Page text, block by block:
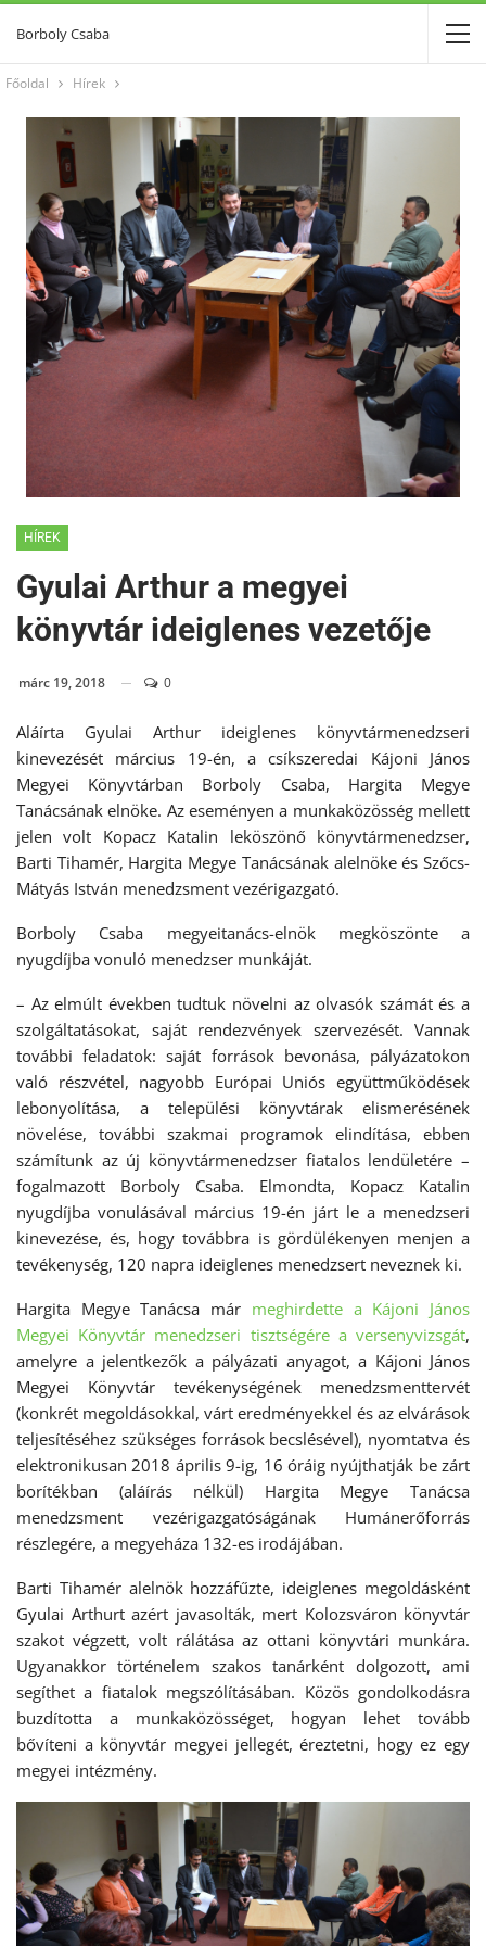
Borboly Csaba
Főoldal Hírek
HÍREK
Gyulai Arthur a megyei
könyvtár ideiglenes vezetője
márc 19, 2018 0
Aláírta Gyulai Arthur ideiglenes könyvtármenedzseri
kinevezését március 19-én, a csíkszeredai Kájoni János
Megyei Könyvtárban Borboly Csaba, Hargita Megye
Tanácsának elnöke. Az eseményen a munkaközösség mellett
jelen volt Kopacz Katalin leköszönő könyvtármenedzser,
Barti Tihamér, Hargita Megye Tanácsának alelnöke és Szőcs-
Mátyás István menedzsment vezérigazgató.
Borboly Csaba megyeitanács-elnök megköszönte a
nyugdíjba vonuló menedzser munkáját.
– Az elmúlt években tudtuk növelni az olvasók számát és a
szolgáltatásokat, saját rendezvények szervezését. Vannak
további feladatok: saját források bevonása, pályázatokon
való részvétel, nagyobb Európai Uniós együttműködések
lebonyolítása, a települési könyvtárak elismerésének
növelése, további szakmai programok elindítása, ebben
számítunk az új könyvtármenedzser fiatalos lendületére –
fogalmazott Borboly Csaba. Elmondta, Kopacz Katalin
nyugdíjba vonulásával március 19-én járt le a menedzseri
kinevezése, és, hogy továbbra is gördülékenyen menjen a
tevékenység, 120 napra ideiglenes menedzsert neveznek ki.
Hargita Megye Tanácsa már meghirdette a Kájoni János
Megyei Könyvtár menedzseri tisztségére a versenyvizsgát,
amelyre a jelentkezők a pályázati anyagot, a Kájoni János
Megyei Könyvtár tevékenységének menedzsmenttervét
(konkrét megoldásokkal, várt eredményekkel és az elvárások
teljesítéséhez szükséges források becslésével), nyomtatva és
elektronikusan 2018 április 9-ig, 16 óráig nyújthatják be zárt
borítékban (aláírás nélkül) Hargita Megye Tanácsa
menedzsment vezérigazgatóságának Humánerőforrás
részlegére, a megyeháza 132-es irodájában.
Barti Tihamér alelnök hozzáfűzte, ideiglenes megoldásként
Gyulai Arthurt azért javasolták, mert Kolozsváron könyvtár
szakot végzett, volt rálátása az ottani könyvtári munkára.
Ugyanakkor történelem szakos tanárként dolgozott, ami
segíthet a fiatalok megszólításában. Közös gondolkodásra
buzdította a munkaközösséget, hogyan lehet tovább
bővíteni a könyvtár megyei jellegét, éreztetni, hogy ez egy
megyei intézmény.